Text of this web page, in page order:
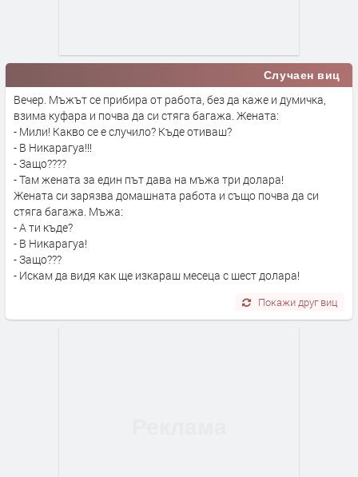
Случаен виц
Вечер. Мъжът се прибира от работа, без да каже и думичка,
взима куфара и почва да си стяга багажа. Жената:
- Мили! Какво се е случило? Къде отиваш?
- В Никарагуа!!!
- Защо????
- Там жената за един път дава на мъжа три долара!
Жената си зарязва домашната работа и също почва да си
стяга багажа. Мъжа:
- А ти къде?
- В Никарагуа!
- Защо???
- Искам да видя как ще изкараш месеца с шест долара!
Покажи друг виц